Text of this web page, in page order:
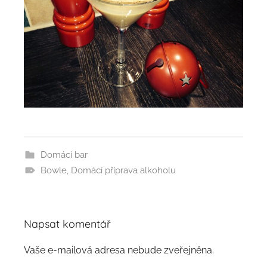
Domácí bar
Bowle, Domácí příprava alkoholu
Napsat komentář
Vaše e-mailová adresa nebude zveřejněna.